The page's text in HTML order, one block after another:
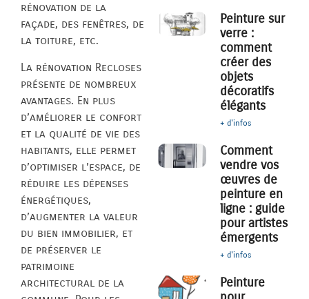
rénovation de la
façade, des fenêtres, de
la toiture, etc.
La rénovation Recloses
présente de nombreux
avantages. En plus
d’améliorer le confort
et la qualité de vie des
habitants, elle permet
d’optimiser l’espace, de
réduire les dépenses
énergétiques,
d’augmenter la valeur
du bien immobilier, et
de préserver le
patrimoine
architectural de la
Peinture sur
verre :
comment
créer des
objets
décoratifs
élégants
+ d'infos
Comment
vendre vos
œuvres de
peinture en
ligne : guide
pour artistes
émergents
+ d'infos
Peinture